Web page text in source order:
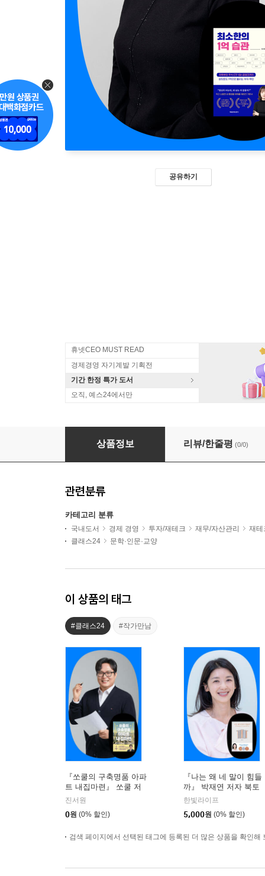
공유하기
휴넷CEO MUST READ
경제경영 자기계발 기획전
기간 한정 특가 도서
오직, 예스24에서만
『최소한의 1억 습관』 김나연(요니나) 저자 북
상품정보 리뷰/한줄평 (0/0)
관련분류
카테고리 분류
국내도서 경제 경영 투자/재테크 재무/자산관리
재테
클래스24
문학·인문·교양
이 상품의 태그
#클래스24 #작가만남
『쏘쿨의 구축명품 아파
트 내집마련』 쏘쿨 저
자 온라인 북토크
진서원
0원 (0% 할인)
『나는 왜 네 말이 힘들
까』 박재연 저자 북토
크
한빛라이프
5,000원 (0% 할인)
검색 페이지에서 선택된 태그에 등록된 더 많은 상품을 확인해